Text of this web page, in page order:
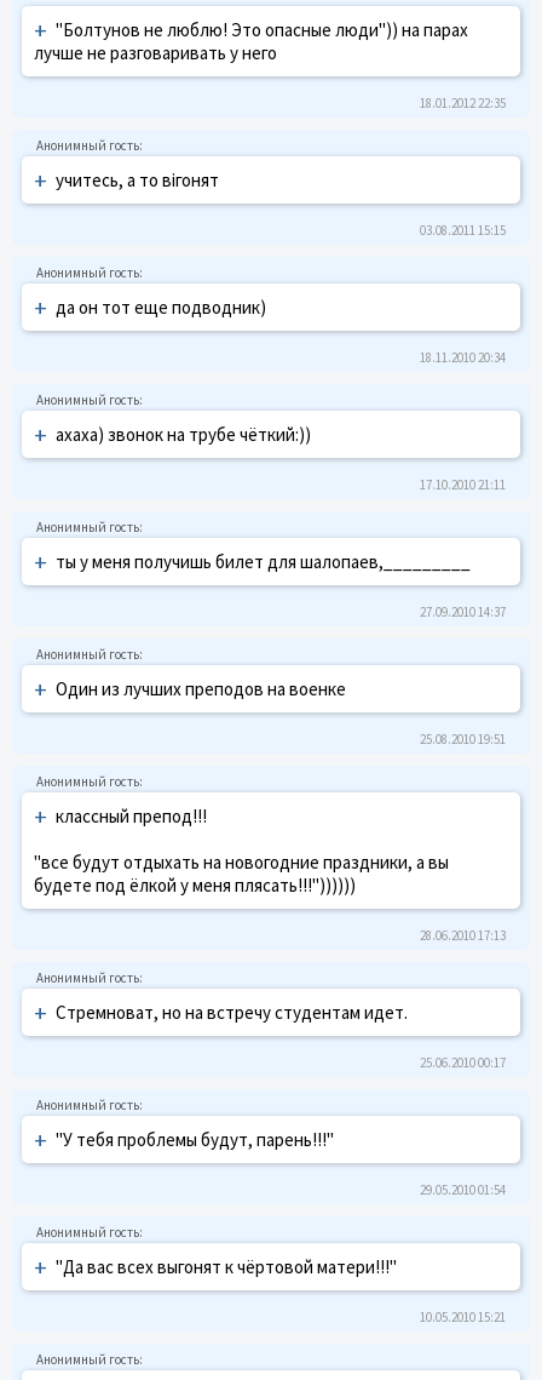
+ "Болтунов не люблю! Это опасные люди")) на парах
лучше не разговаривать у него
18.01.2012 22:35
+ учитесь, а то вігонят
03.08.2011 15:15
+ да он тот еще подводник)
18.11.2010 20:34
+ ахаха) звонок на трубе чёткий:))
17.10.2010 21:11
+ ты у меня получишь билет для шалопаев,_________
27.09.2010 14:37
+ Один из лучших преподов на военке
25.08.2010 19:51
+ классный препод!!!
"все будут отдыхать на новогодние праздники, а вы
будете под ёлкой у меня плясать!!!"))))))
28.06.2010 17:13
+ Стремноват, но на встречу студентам идет.
25.06.2010 00:17
+ "У тебя проблемы будут, парень!!!"
29.05.2010 01:54
+ "Да вас всех выгонят к чёртовой матери!!!"
10.05.2010 15:21